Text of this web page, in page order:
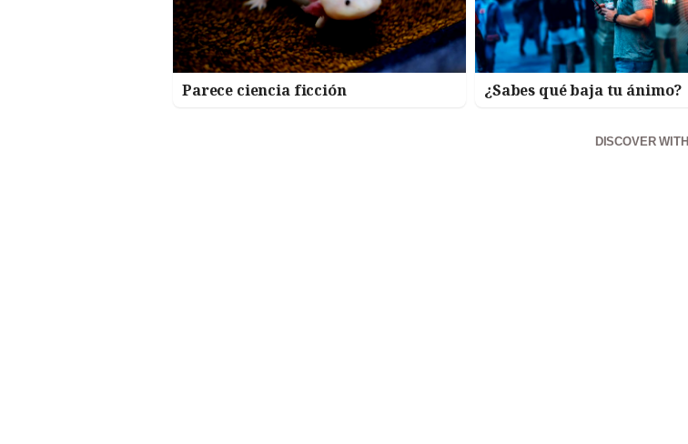
Parece ciencia ficción ¿Sabes qué baja tu ánimo?
DISCOVER WITH